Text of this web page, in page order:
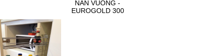
NAN VUÔNG -
EUROGOLD 300